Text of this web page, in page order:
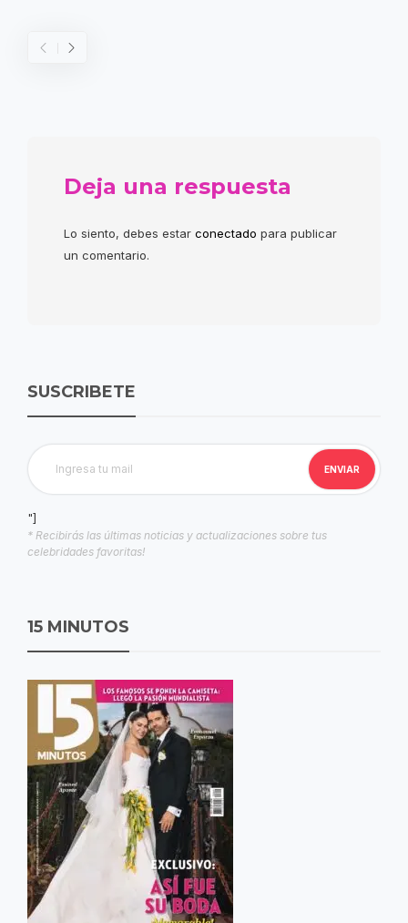
Deja una respuesta
Lo siento, debes estar conectado para publicar
un comentario.
SUSCRIBETE
"]
* Recibirás las últimas noticias y actualizaciones sobre tus
celebridades favoritas!
15 MINUTOS